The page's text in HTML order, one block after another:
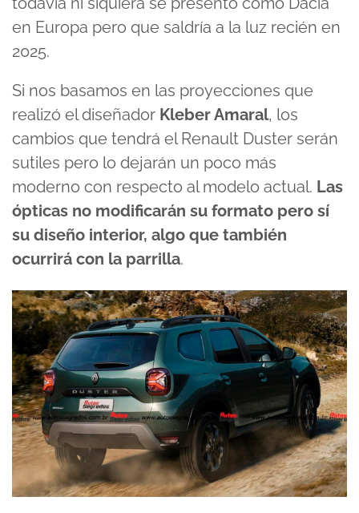
en Europa pero que saldría a la luz recién en
2025.
Si nos basamos en las proyecciones que
realizó el diseñador Kleber Amaral, los
cambios que tendrá el Renault Duster serán
sutiles pero lo dejarán un poco más
moderno con respecto al modelo actual. Las
ópticas no modificarán su formato pero sí
su diseño interior, algo que también
ocurrirá con la parrilla.